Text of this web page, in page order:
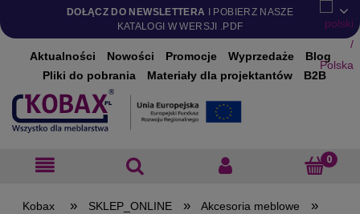
DOŁĄCZ DO NEWSLETTERA I POBIERZ NASZE
KATALOGI W WERSJI .PDF
Aktualności Nowości Promocje Wyprzedaże
Blog
Pliki do pobrania
Materiały dla projektantów B2B
» SKLEP_ONLINE » Akcesoria meblowe »